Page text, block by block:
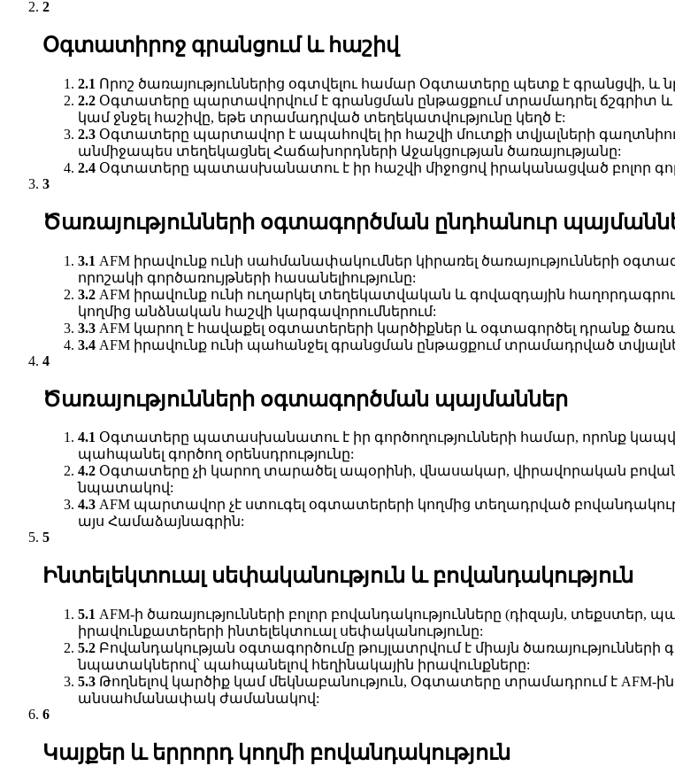
Օգտատիրոջ գրանցում և հաշիվ
Որոշ ծառայություններից օգտվելու համար Օգտատերը պետք է գրանցվի, և
Օգտատերը պարտավորվում է գրանցման ընթացքում տրամադրել ճշգրիտ և
կամ ջնջել հաշիվը, եթե տրամադրված տեղեկատվությունը կեղծ է:
Օգտատերը պարտավոր է ապահովել իր հաշվի մուտքի տվյալների
անմիջապես տեղեկացնել Հաճախորդների Աջակցության ծառայությանը:
Օգտատերը պատասխանատու է իր հաշվի միջոցով իրականացված բոլոր
Ծառայությունների օգտագործման ընդհանուր
AFM իրավունք ունի սահմանափակումներ կիրառել ծառայությունների
որոշակի գործառույթների հասանելիությունը:
AFM իրավունք ունի ուղարկել տեղեկատվական և գովազդային
կողմից անձնական հաշվի կարգավորումներում:
AFM կարող է հավաքել օգտատերերի կարծիքներ և օգտագործել դրանք
AFM իրավունք ունի պահանջել գրանցման ընթացքում տրամադրված
Ծառայությունների օգտագործման պայմաններ
Օգտատերը պատասխանատու է իր գործողությունների համար, որոնք
պահպանել գործող օրենսդրությունը:
Օգտատերը չի կարող տարածել ապօրինի, վնասակար, վիրավորական
նպատակով:
AFM պարտավոր չէ ստուգել օգտատերերի կողմից տեղադրված
այս Համաձայնագրին:
Ինտելեկտուալ սեփականություն և բովանդակություն
AFM-ի ծառայությունների բոլոր բովանդակությունները (դիզայն, տեքստեր,
իրավունքատերերի ինտելեկտուալ սեփականությունը:
Բովանդակության օգտագործումը թույլատրվում է միայն
նպատակներով՝ պահպանելով հեղինակային իրավունքները:
Թողնելով կարծիք կամ մեկնաբանություն, Օգտատերը տրամադրում է AFM-
անսահմանափակ ժամանակով:
Կայքեր և երրորդ կողմի բովանդակություն